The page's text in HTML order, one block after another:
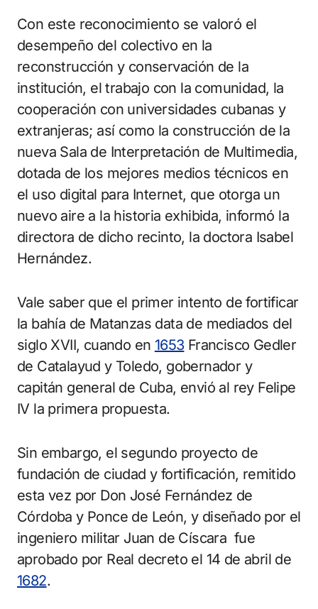
Con este reconocimiento se valoró el
desempeño del colectivo en la
reconstrucción y conservación de la
institución, el trabajo con la comunidad, la
cooperación con universidades cubanas y
extranjeras; así como la construcción de la
nueva Sala de Interpretación de Multimedia,
dotada de los mejores medios técnicos en
el uso digital para Internet, que otorga un
nuevo aire a la historia exhibida, informó la
directora de dicho recinto, la doctora Isabel
Hernández.
Vale saber que el primer intento de fortificar
la bahía de Matanzas data de mediados del
siglo XVII, cuando en 1653Francisco Gedler
de Catalayud y Toledo, gobernador y
capitán general de Cuba, envió al rey Felipe
IV la primera propuesta.
Sin embargo, el segundo proyecto de
fundación de ciudad y fortificación, remitido
esta vez por Don José Fernández de
Córdoba y Ponce de León, y diseñado por el
ingeniero militar Juan de Císcara fue
aprobado por Real decreto el 14 de abril de
1682.